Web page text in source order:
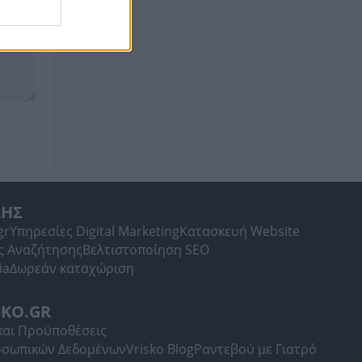
Υπηρεσίες Digital MarketingΚατασκευή Website
ΑναζήτησηςΒελτιστοποίηση SEO
Δωρεάν καταχώριση
Προϋποθέσεις
ΔεδομένωνVrisko BlogΡαντεβού με Γιατρό